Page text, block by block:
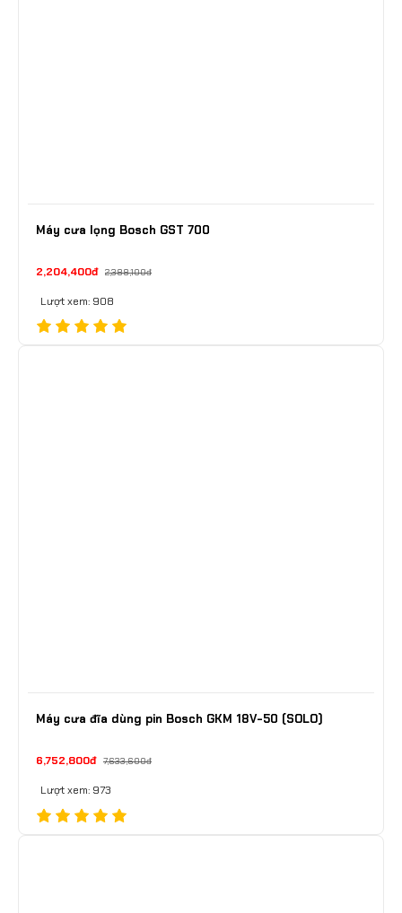
Máy cưa lọng Bosch GST 700
2,204,400đ 2,388,100đ
Lượt xem: 908
Máy cưa đĩa dùng pin Bosch GKM 18V-50 (SOLO)
6,752,800đ 7,633,600đ
Lượt xem: 973